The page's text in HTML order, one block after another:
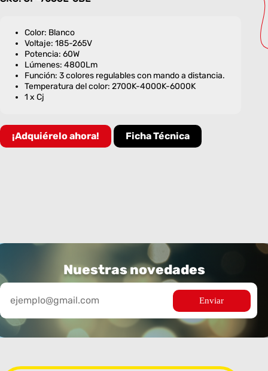
Color: Blanco
Voltaje: 185-265V
Potencia: 60W
Lúmenes: 4800Lm
Función: 3 colores regulables con mando a distancia.
Temperatura del color: 2700K-4000K-6000K
1 x Cj
¡Adquiérelo ahora! Ficha Técnica
Nuestras novedades